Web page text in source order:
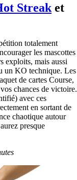
Streaket
totalement
les mascottes
exploits, mais aussi
un KO technique. Les
de cartes Course,
chances de victoire.
avec ces
en sortant de
chaotique autour
presque